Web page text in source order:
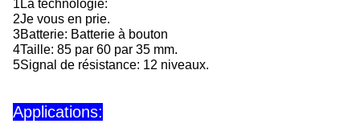
1La technologie:
2Je vous en prie.
3Batterie: Batterie à bouton
4Taille: 85 par 60 par 35 mm.
5Signal de résistance: 12 niveaux.
Applications: